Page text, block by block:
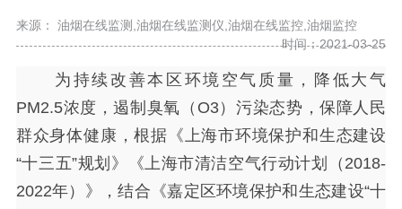
来源： 油烟在线监测,油烟在线监测仪,油烟在线监控,油烟监控
时间：2021-03-25
为持续改善本区环境空气质量，降低大气
PM2.5浓度，遏制臭氧（O3）污染态势，保障人民
群众身体健康，根据《上海市环境保护和生态建设
“十三五”规划》《上海市清洁空气行动计划（2018-
2022年）》，结合《嘉定区环境保护和生态建设“十